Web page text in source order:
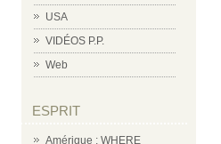
USA
VIDÉOS P.P.
Web
ESPRIT
Amérique : WHERE